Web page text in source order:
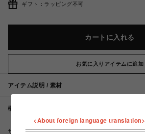
ギフト：ラッピング不可
カートに入れる
お気に入りアイテムに追加
アイテム説明 / 素材
概要
サイズ
<About foreign language translation>